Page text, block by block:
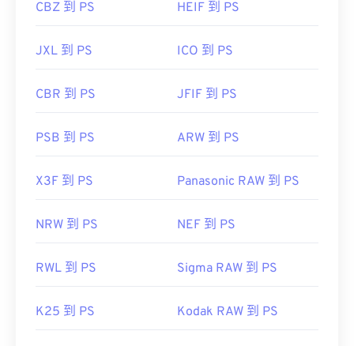
https://en.wikipedia.org/wiki/
CBZ 到 PS HEIF 到 PS
JXL 到 PS ICO 到 PS
CBR 到 PS JFIF 到 PS
PSB 到 PS ARW 到 PS
X3F 到 PS Panasonic RAW 到 PS
NRW 到 PS NEF 到 PS
RWL 到 PS Sigma RAW 到 PS
K25 到 PS Kodak RAW 到 PS